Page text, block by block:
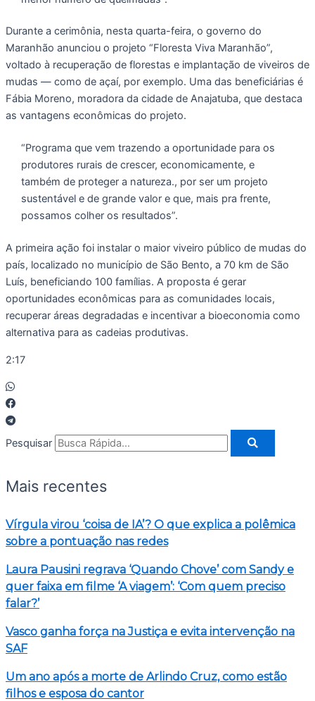
Durante a cerimônia, nesta quarta-feira, o governo do
Maranhão anunciou o projeto “Floresta Viva Maranhão”,
voltado à recuperação de florestas e implantação de viveiros de
mudas — como de açaí, por exemplo. Uma das beneficiárias é
Fábia Moreno, moradora da cidade de Anajatuba, que destaca
as vantagens econômicas do projeto.
“Programa que vem trazendo a oportunidade para os
produtores rurais de crescer, economicamente, e
também de proteger a natureza., por ser um projeto
sustentável e de grande valor e que, mais pra frente,
possamos colher os resultados”.
A primeira ação foi instalar o maior viveiro público de mudas do
país, localizado no município de São Bento, a 70 km de São
Luís, beneficiando 100 famílias. A proposta é gerar
oportunidades econômicas para as comunidades locais,
recuperar áreas degradadas e incentivar a bioeconomia como
alternativa para as cadeias produtivas.
2:17
Pesquisar
Mais recentes
Vírgula virou ‘coisa de IA’? O que explica a polêmica
sobre a pontuação nas redes
Laura Pausini regrava ‘Quando Chove’ com Sandy e
quer faixa em filme ‘A viagem’: ‘Com quem preciso
falar?’
Vasco ganha força na Justiça e evita intervenção na
SAF
Um ano após a morte de Arlindo Cruz, como estão
filhos e esposa do cantor